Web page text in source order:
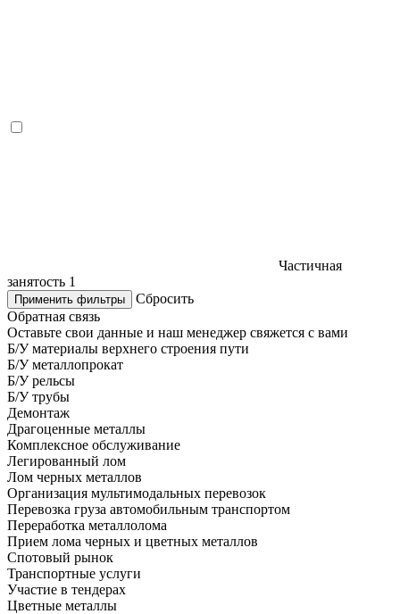
Частичная
занятость 1
Применить фильтры
Сбросить
Обратная связь
Оставьте свои данные и наш менеджер свяжется с вами
Б/У материалы верхнего строения пути
Б/У металлопрокат
Б/У рельсы
Б/У трубы
Демонтаж
Драгоценные металлы
Комплексное обслуживание
Легированный лом
Лом черных металлов
Организация мультимодальных перевозок
Перевозка груза автомобильным транспортом
Переработка металлолома
Прием лома черных и цветных металлов
Спотовый рынок
Транспортные услуги
Участие в тендерах
Цветные металлы